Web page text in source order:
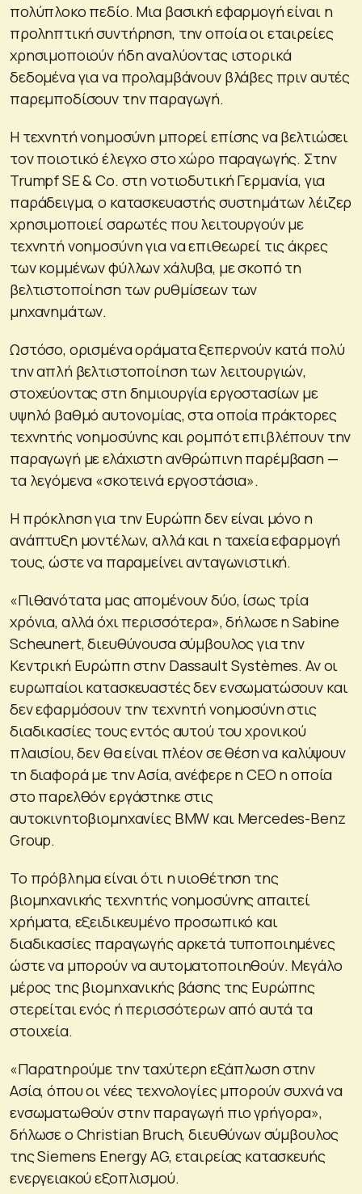
πολύπλοκο πεδίο. Μια βασική εφαρμογή είναι η
προληπτική συντήρηση, την οποία οι εταιρείες
χρησιμοποιούν ήδη αναλύοντας ιστορικά
δεδομένα για να προλαμβάνουν βλάβες πριν αυτές
παρεμποδίσουν την παραγωγή.
Η τεχνητή νοημοσύνη μπορεί επίσης να βελτιώσει
τον ποιοτικό έλεγχο στο χώρο παραγωγής. Στην
Trumpf SE & Co. στη νοτιοδυτική Γερμανία, για
παράδειγμα, ο κατασκευαστής συστημάτων λέιζερ
χρησιμοποιεί σαρωτές που λειτουργούν με
τεχνητή νοημοσύνη για να επιθεωρεί τις άκρες
των κομμένων φύλλων χάλυβα, με σκοπό τη
βελτιστοποίηση των ρυθμίσεων των
μηχανημάτων.
Ωστόσο, ορισμένα οράματα ξεπερνούν κατά πολύ
την απλή βελτιστοποίηση των λειτουργιών,
στοχεύοντας στη δημιουργία εργοστασίων με
υψηλό βαθμό αυτονομίας, στα οποία πράκτορες
τεχνητής νοημοσύνης και ρομπότ επιβλέπουν την
παραγωγή με ελάχιστη ανθρώπινη παρέμβαση —
τα λεγόμενα «σκοτεινά εργοστάσια».
Η πρόκληση για την Ευρώπη δεν είναι μόνο η
ανάπτυξη μοντέλων, αλλά και η ταχεία εφαρμογή
τους, ώστε να παραμείνει ανταγωνιστική.
«Πιθανότατα μας απομένουν δύο, ίσως τρία
χρόνια, αλλά όχι περισσότερα», δήλωσε η Sabine
Scheunert, διευθύνουσα σύμβουλος για την
Κεντρική Ευρώπη στην Dassault Systèmes. Αν οι
ευρωπαίοι κατασκευαστές δεν ενσωματώσουν και
δεν εφαρμόσουν την τεχνητή νοημοσύνη στις
διαδικασίες τους εντός αυτού του χρονικού
πλαισίου, δεν θα είναι πλέον σε θέση να καλύψουν
τη διαφορά με την Ασία, ανέφερε η CEO η οποία
στο παρελθόν εργάστηκε στις
αυτοκινητοβιομηχανίες BMW και Mercedes-Benz
Group.
Το πρόβλημα είναι ότι η υιοθέτηση της
βιομηχανικής τεχνητής νοημοσύνης απαιτεί
χρήματα, εξειδικευμένο προσωπικό και
διαδικασίες παραγωγής αρκετά τυποποιημένες
ώστε να μπορούν να αυτοματοποιηθούν. Μεγάλο
μέρος της βιομηχανικής βάσης της Ευρώπης
στερείται ενός ή περισσότερων από αυτά τα
στοιχεία.
«Παρατηρούμε την ταχύτερη εξάπλωση στην
Ασία, όπου οι νέες τεχνολογίες μπορούν συχνά να
ενσωματωθούν στην παραγωγή πιο γρήγορα»,
δήλωσε ο Christian Bruch, διευθύνων σύμβουλος
της Siemens Energy AG, εταιρείας κατασκευής
ενεργειακού εξοπλισμού.